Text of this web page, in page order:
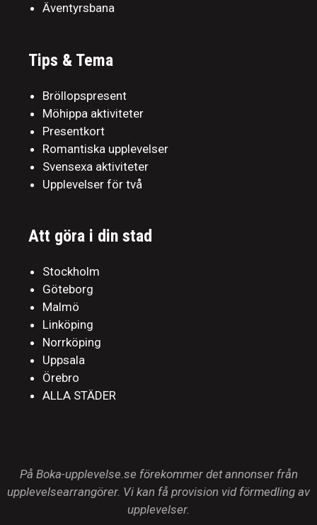
Äventyrsbana
Tips & Tema
Bröllopspresent
Möhippa aktiviteter
Presentkort
Romantiska upplevelser
Svensexa aktiviteter
Upplevelser för två
Att göra i din stad
Stockholm
Göteborg
Malmö
Linköping
Norrköping
Uppsala
Örebro
ALLA STÄDER
På Boka-upplevelse.se förekommer det annonser från
upplevelsearrangörer. Vi kan få provision vid förmedling av
upplevelser.